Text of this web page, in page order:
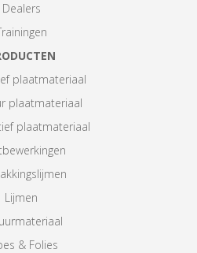
Dealers
plaatmateriaal
plaatmateriaal
plaatmateriaal
Lijmen
& Folies